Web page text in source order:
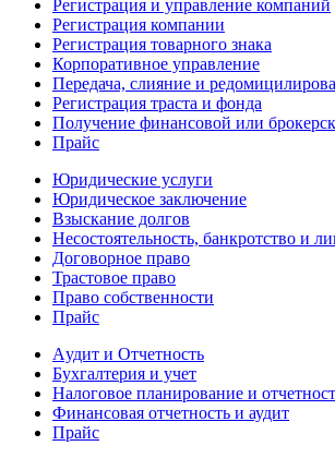
Регистрация и управление компаний
Регистрация компании
Регистрация товарного знака
Корпоративное управление
Передача, слияние и
Регистрация траста и фонда
Получение финансовой или
Прайс
Юридические услуги
Юридическое заключение
Взыскание долгов
Несостоятельность, банкротство и
Договорное право
Трастовое право
Право собственности
Прайс
Aудит и Отчетность
Бухгалтерия и учет
Налоговое планирование и
Финансовая отчетность и аудит
Прайс